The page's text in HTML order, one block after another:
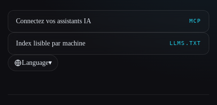
Connectez vos assistants IA MCP
Index lisible par machine LLMS.TXT
Language▾